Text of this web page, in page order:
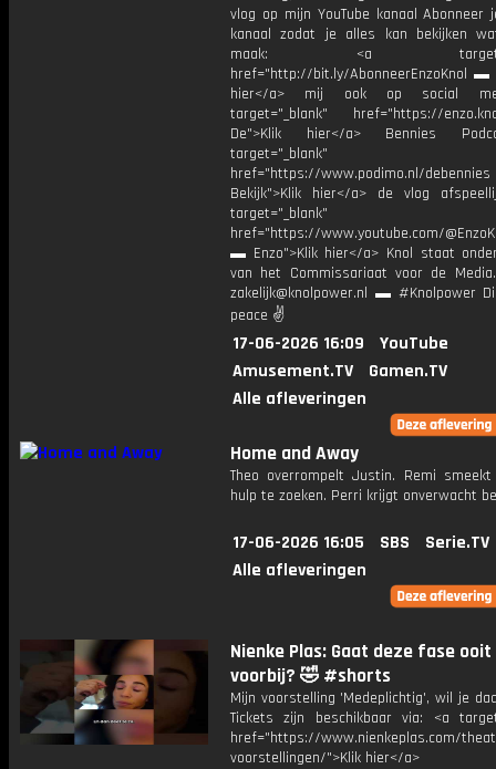
vlog op mijn YouTube kanaal Abonneer
kanaal zodat je alles kan bekijken
maak: <a
href="http://bit.ly/AbonneerEnzoKnol ▬
hier</a> mij ook op social
target="_blank" href="https://
De">Klik hier</a> Bennies
target="_blank"
href="https://www.podimo.nl/debennies
Bekijk">Klik hier</a> de vlog
target="_blank"
href="https://www.youtube.com/
▬ Enzo">Klik hier</a> Knol staat
van het Commissariaat voor de
zakelijk@knolpower.nl ▬ #Knolpower
peace ✌
17-06-2026 16:09
YouTube
Amusement.TV
Gamen.TV
Alle afleveringen
Home and Away
Theo overrompelt Justin. Remi
hulp te zoeken. Perri krijgt onverwacht
17-06-2026 16:05 SBS
Serie.TV
Alle afleveringen
Nienke Plas: Gaat deze fase ooit
voorbij? 🤣 #shorts
Mijn voorstelling 'Medeplichtig', wil je
Tickets zijn beschikbaar via: <a
href="https://www.nienkeplas.com/
voorstellingen/">Klik hier</a>